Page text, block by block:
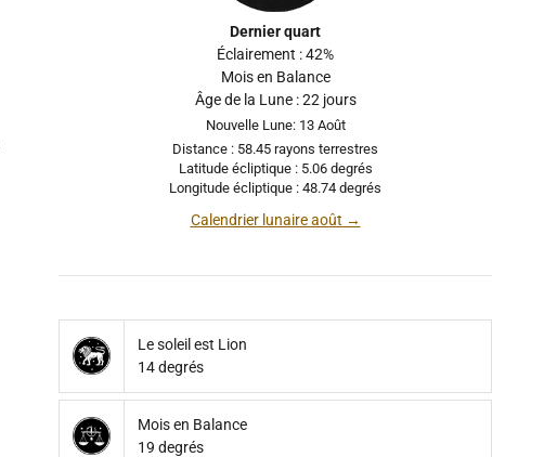
Dernier quart
Éclairement : 42%
Mois en Balance
Âge de la Lune : 22 jours
Nouvelle Lune: 13 Août
Distance : 58.45 rayons terrestres
Latitude écliptique : 5.06 degrés
Longitude écliptique : 48.74 degrés
Calendrier lunaire août →
Le soleil est Lion
14 degrés
Mois en Balance
19 degrés